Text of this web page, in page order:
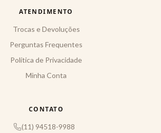
ATENDIMENTO
Trocas e Devoluções
Perguntas Frequentes
Política de Privacidade
Minha Conta
CONTATO
(11) 94518-9988